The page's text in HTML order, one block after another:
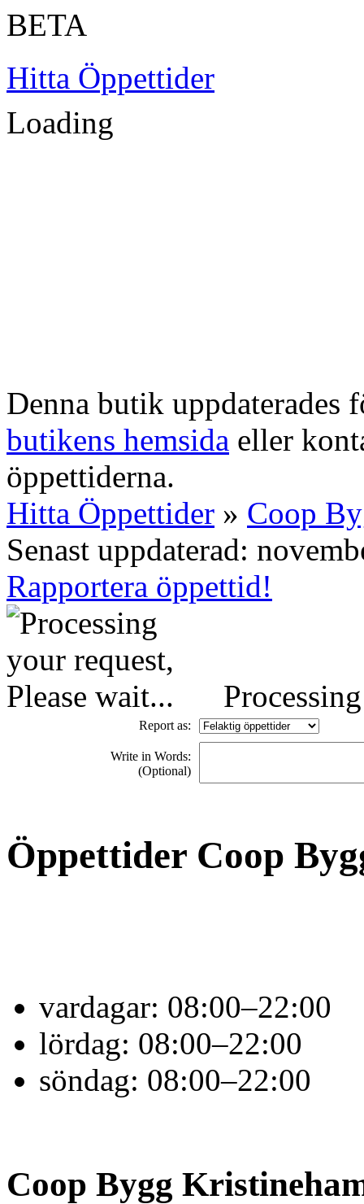
BETA
Hitta Öppettider
Loading
Denna butik uppdaterades
butikens hemsida eller
öppettiderna.
Hitta Öppettider » Coop
Senast uppdaterad:
Rapportera öppettid!
Report as:
Write in Words:
(Optional)
Öppettider Coop
vardagar: 08:00–22:00
lördag: 08:00–22:00
söndag: 08:00–22:00
Coop Bygg